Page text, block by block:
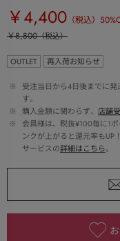
￥4,400 （税込） 50
￥8,800（税込）
OUTLET 再入荷お知らせ
※
受注当日から4日後までに
す。
※
購入金額に関わらず、 店舗
※
会員様は、税抜¥100毎に1
ンクが上がると還元率も
サービスの詳細はこちら。